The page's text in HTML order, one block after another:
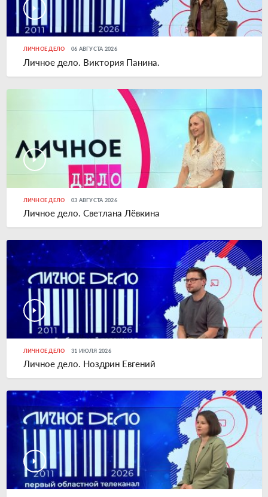
ЛИЧНОЕ ДЕЛО 06 АВГУСТА 2026
Личное дело. Виктория Панина.
ЛИЧНОЕ ДЕЛО 03 АВГУСТА 2026
Личное дело. Светлана Лёвкина
ЛИЧНОЕ ДЕЛО 31 ИЮЛЯ 2026
Личное дело. Ноздрин Евгений